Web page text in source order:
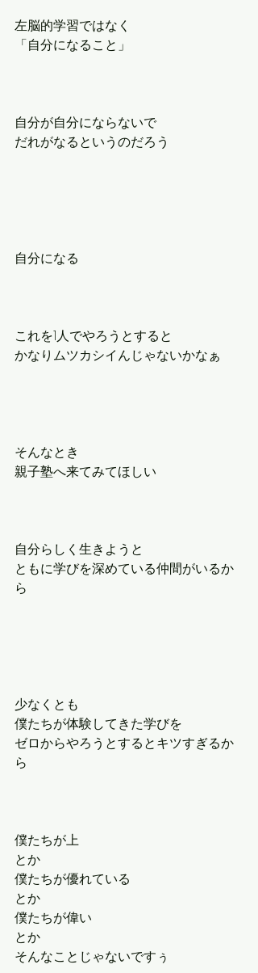
左脳的学習ではなく
「自分になること」
自分が自分にならないで
だれがなるというのだろう
自分になる
これを1人でやろうとすると
かなりムツカシイんじゃないかなぁ
そんなとき
親子塾へ来てみてほしい
自分らしく生きようと
ともに学びを深めている仲間がいるか
ら
少なくとも
僕たちが体験してきた学びを
ゼロからやろうとするとキツすぎるか
ら
僕たちが上
とか
僕たちが優れている
とか
僕たちが偉い
とか
そんなことじゃないですぅ